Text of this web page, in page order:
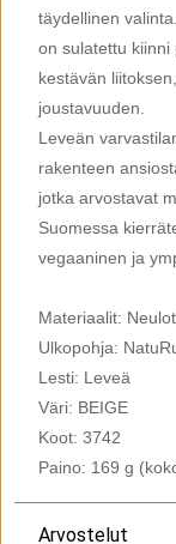
täydellinen
on sulatettu
kestävän
joustavuuden.
Leveän
rakenteen
jotka arvostavat
Suomessa
vegaaninen ja
Materiaalit:
Ulkopohja:
Lesti: Leveä
Väri: BEIGE
Koot: 3742
Paino: 169 g
Arvostelut